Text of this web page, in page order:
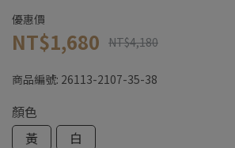
優惠價
NT$1,680 NT$4,180
商品編號: 26113-2107-35-38
顏色
黃
白